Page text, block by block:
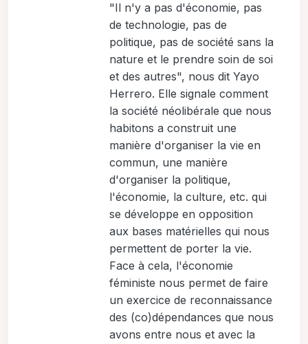
"Il n'y a pas d'économie, pas
de technologie, pas de
politique, pas de société sans la
nature et le prendre soin de soi
et des autres", nous dit Yayo
Herrero. Elle signale comment
la société néolibérale que nous
habitons a construit une
manière d'organiser la vie en
commun, une manière
d'organiser la politique,
l'économie, la culture, etc. qui
se développe en opposition
aux bases matérielles qui nous
permettent de porter la vie.
Face à cela, l'économie
féministe nous permet de faire
un exercice de reconnaissance
des (co)dépendances que nous
avons entre nous et avec la